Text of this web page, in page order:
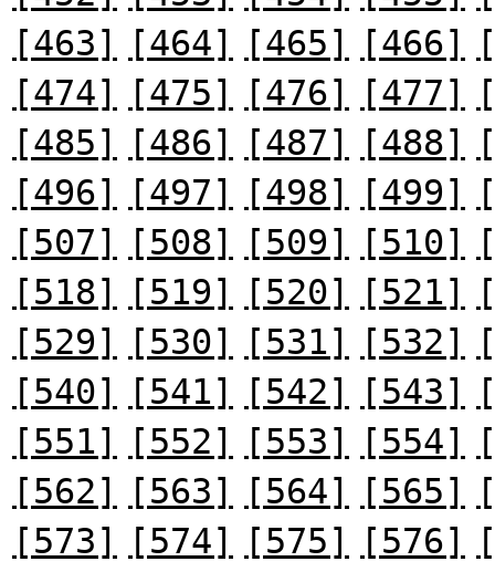
[463]
[464] [465] [466]
[474]
[475] [476] [477]
[485]
[486] [487] [488]
[496]
[497] [498] [499]
[507]
[508] [509] [510]
[518]
[519] [520] [521]
[529]
[530] [531] [532]
[540]
[541] [542] [543]
[551]
[552] [553] [554]
[562]
[563] [564] [565]
[573]
[574] [575] [576]